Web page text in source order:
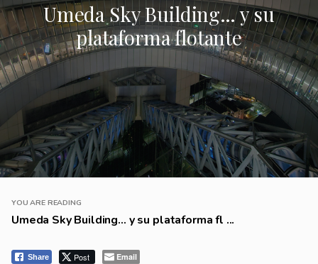
Umeda Sky Building… y su
plataforma flotante
YOU ARE READING
Umeda Sky Building… y su plataforma fl ...
Share Post Email